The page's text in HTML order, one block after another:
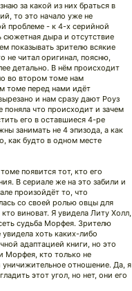
за какой из них браться в
то это начало уже не
проблеме - к 4-х серийной
дыра и отсутствие
показывать зрителю всякие
не читал оригинал, поясню,
детально. В нём происходит
во втором томе нам
томе перед нами идёт
и нам сразу дают Роуз
поняла что происходит и зачем
его в оставшиеся 4-ре
занимать не 4 эпизода, а как
как будто в одном месте
появится тот, кто его
В сериале же на это забили и
произойдёт то, что
со своей ролью овцы для
виноват. Я увидела Литу Холл,
судьба Морфея. Зрителю
хоть каких-либо
адаптацией книги, но это
Морфея, кто только не
уничижительное отношение. Да, я
этот угол, но нет, они его